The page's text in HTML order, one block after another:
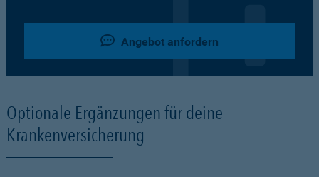
Angebot anfordern
Optionale Ergänzungen für deine
Krankenversicherung